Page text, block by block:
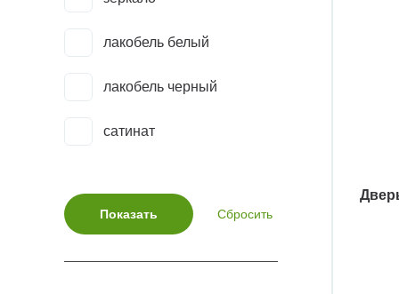
Тоскана-601.1 багет
лакобель белый
лакобель черный
сатинат